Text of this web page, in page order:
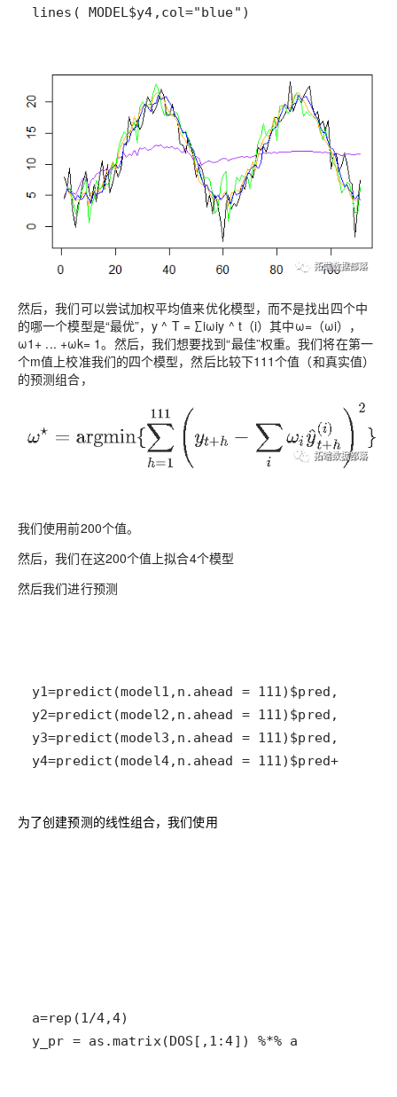
然后，我们可以尝试加权平均值来优化模型，而不是找出四个中
的哪一个模型是“最优”，y ^ T = ∑iωiy ^ t（i）其中ω=（ωi），
ω1+ ... +ωk= 1。然后，我们想要找到“最佳”权重。我们将在第一
个m值上校准我们的四个模型，然后比较下111个值（和真实值）
的预测组合，
我们使用前200个值。
然后，我们在这200个值上拟合4个模型
然后我们进行预测
y4=predict(model4,n.ahead = 111)$pred+
为了创建预测的线性组合，我们使用